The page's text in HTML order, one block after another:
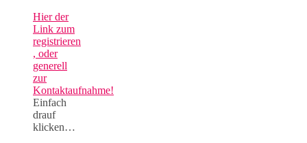
Hier der
Link zum
registrieren
, oder
generell
zur
Kontaktaufnahme!
Einfach
drauf
klicken…